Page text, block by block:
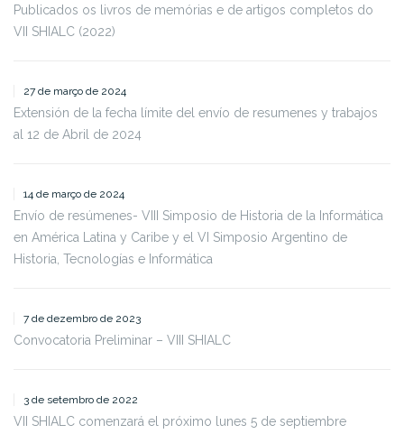
Publicados os livros de memórias e de artigos completos do
VII SHIALC (2022)
27 de março de 2024
Extensión de la fecha límite del envío de resumenes y trabajos
al 12 de Abril de 2024
14 de março de 2024
Envío de resúmenes- VIII Simposio de Historia de la Informática
en América Latina y Caribe y el VI Simposio Argentino de
Historia, Tecnologías e Informática
7 de dezembro de 2023
Convocatoria Preliminar – VIII SHIALC
3 de setembro de 2022
VII SHIALC comenzará el próximo lunes 5 de septiembre